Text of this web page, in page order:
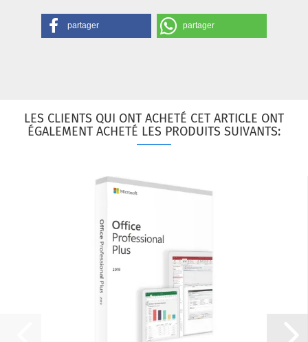
partager partager
LES CLIENTS QUI ONT ACHETÉ CET ARTICLE ONT
ÉGALEMENT ACHETÉ LES PRODUITS SUIVANTS: